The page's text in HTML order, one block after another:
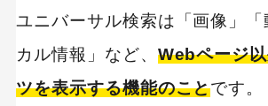
ユニバーサル検索は「画像」
カル情報」など、 Webページ
ツを表示する機能のことです。